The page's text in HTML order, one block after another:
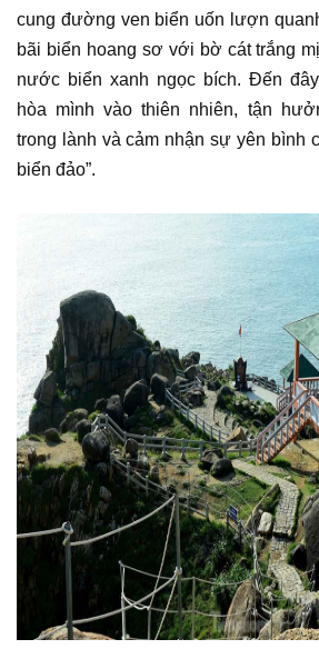
cung đường ven biển uốn lượn
bãi biển hoang sơ với bờ cát trắng
nước biển xanh ngọc bích. Đến
hòa mình vào thiên nhiên, tận
trong lành và cảm nhận sự yên bình
biển đảo”.